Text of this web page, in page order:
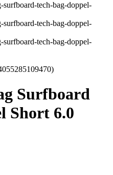
)
Surfboard
Short 6.0